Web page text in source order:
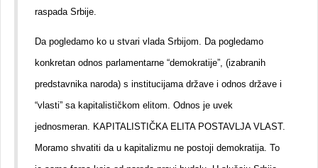
raspada Srbije.
Da pogledamo ko u stvari vlada Srbijom. Da pogledamo
konkretan odnos parlamentarne “demokratije”, (izabranih
predstavnika naroda) s institucijama države i odnos države i
“vlasti” sa kapitalističkom elitom. Odnos je uvek
jednosmeran. KAPITALISTIČKA ELITA POSTAVLJA VLAST.
Moramo shvatiti da u kapitalizmu ne postoji demokratija. To